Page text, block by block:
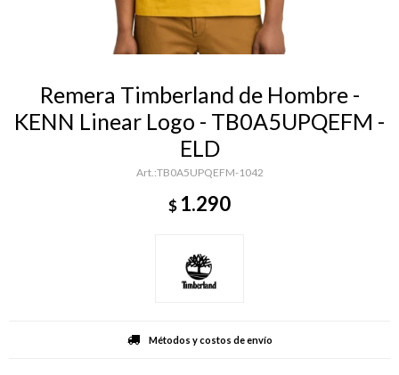
Remera Timberland de Hombre -
KENN Linear Logo - TB0A5UPQEFM -
ELD
TB0A5UPQEFM-1042
$ 1.290
Métodos y costos de envío